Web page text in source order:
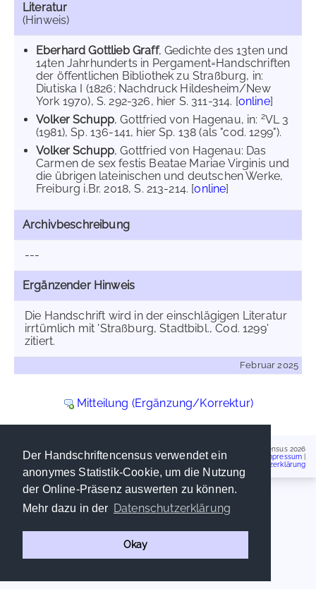
Der Handschriftencensus verwendet ein
anonymes Statistik-Cookie, um die Nutzung
der Online-Präsenz auswerten zu können.
Mehr dazu in der Datenschutzerklärung
Okay
Literatur
(Hinweis)
Eberhard Gottlieb Graff, Gedichte des 13ten und
14ten Jahrhunderts in Pergament=Handschriften
der öffentlichen Bibliothek zu Straßburg, in:
Diutiska I (1826; Nachdruck Hildesheim/New
York 1970), S. 292-326, hier S. 311-314. [online]
Volker Schupp, Gottfried von Hagenau, in: 2VL 3
(1981), Sp. 136-141, hier Sp. 138 (als "cod. 1299").
Volker Schupp, Gottfried von Hagenau: Das
Carmen de sex festis Beatae Mariae Virginis und
die übrigen lateinischen und deutschen Werke,
Freiburg i.Br. 2018, S. 213-214. [online]
Archivbeschreibung
---
Ergänzender Hinweis
Die Handschrift wird in der einschlägigen Literatur
irrtümlich mit 'Straßburg, Stadtbibl., Cod. 1299'
zitiert.
Februar 2025
Mitteilung (Ergänzung/Korrektur)
Handschriftencensus 2026
Impressum
Datenschutzerklärung